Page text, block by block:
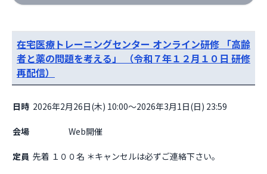
在宅医療トレーニングセンター オンライン研修 「高齢
者と薬の問題を考える」 （令和７年１２月１０日 研修
再配信）
日時 2026年2月26日(木) 10:00～2026年3月1日(日) 23:59
会場
定員 先着 １００名 ＊キャンセルは必ずご連絡下さい。